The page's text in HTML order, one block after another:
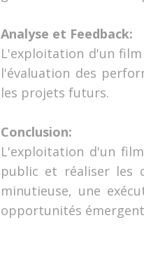
Analyse et Feedback:
L'exploitation d'un
l'évaluation des
les projets futurs.
Conclusion:
L'exploitation d'un
public et réaliser les
minutieuse, une
opportunités